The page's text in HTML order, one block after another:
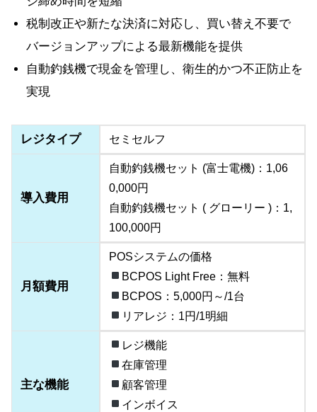
税制改正や新たな決済に対応し、買い替え不要で
バージョンアップによる最新機能を提供
自動釣銭機で現金を管理し、衛生的かつ不正防止を
実現
レジタイプ セミセルフ
導入費用
自動釣銭機セット (富士電機)：1,06
0,000円
自動釣銭機セット ( グローリー )：1,
100,000円
月額費用
POSシステムの価格
BCPOS Light Free：無料
BCPOS：5,000円～/1台
リアレジ：1円/1明細
主な機能
レジ機能
在庫管理
顧客管理
インボイス